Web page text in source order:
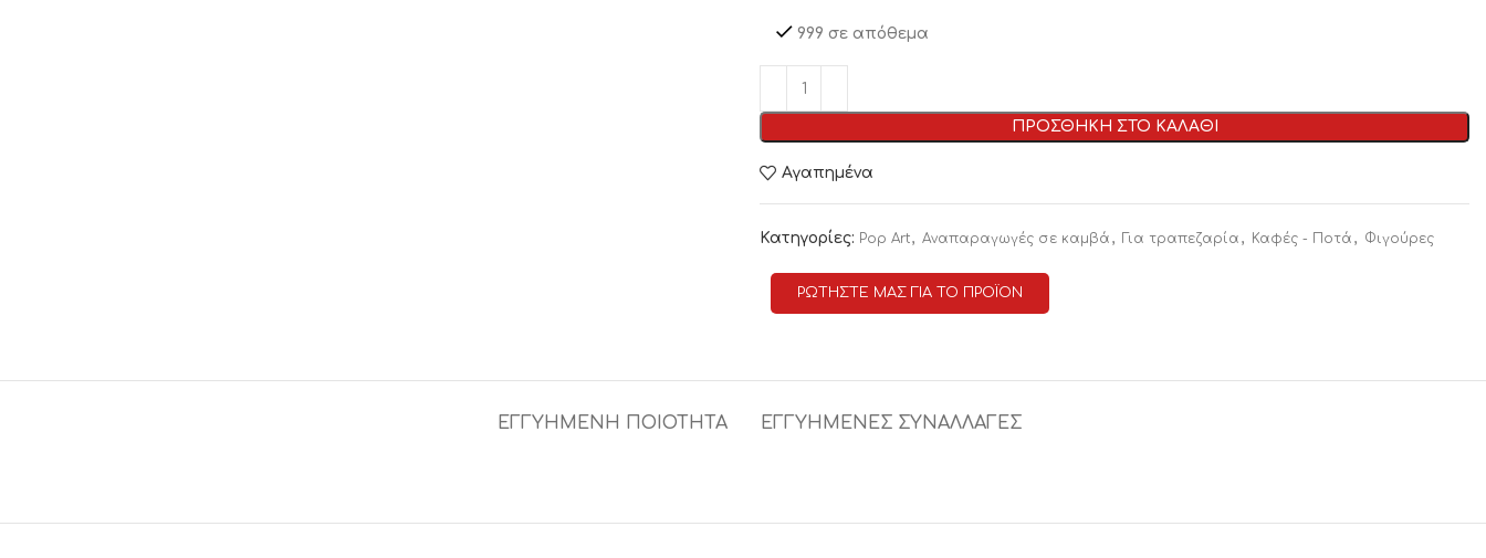
999 σε απόθεμα
ΠΡΟΣΘΗΚΗ ΣΤΟ ΚΑΛΑΘΙ
Αγαπημένα
Κατηγορίες: Pop Art, Αναπαραγωγές σε καμβά , Για τραπεζαρία , Καφές - Ποτά , Φιγούρες
ΡΩΤΗΣΤΕ ΜΑΣ ΓΙΑ ΤΟ ΠΡΟΪΟΝ
ΕΓΓΥΗΜΕΝΗ ΠΟΙΟΤΗΤΑ ΕΓΓΥΗΜΕΝΕΣ ΣΥΝΑΛΛΑΓΕΣ